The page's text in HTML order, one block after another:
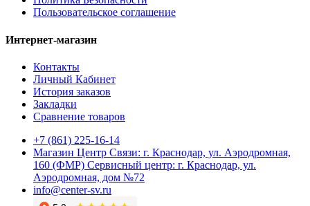
Пользовательское соглашение
Интернет-магазин
Контакты
Личный Кабинет
История заказов
Закладки
Сравнение товаров
+7 (861) 225-16-14
Магазин Центр Связи: г. Краснодар, ул. Аэродромная,
160 (ФМР) Сервисный центр: г. Краснодар, ул.
Аэродромная, дом №72
info@center-sv.ru